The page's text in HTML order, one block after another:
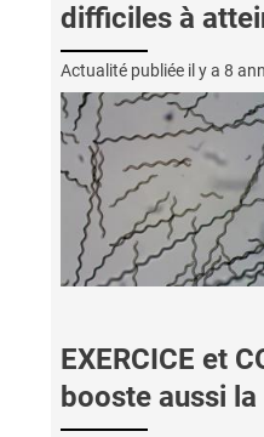
difficiles à
Actualité publiée il y a 8
EXERCICE et
booste aussi